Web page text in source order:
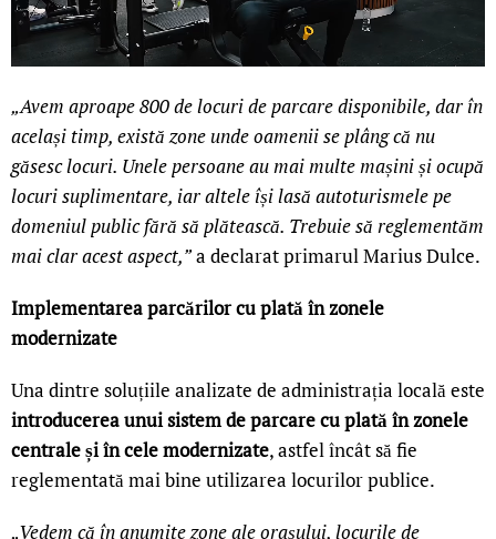
„Avem aproape 800 de locuri de parcare disponibile, dar în
același timp, există zone unde oamenii se plâng că nu
găsesc locuri. Unele persoane au mai multe mașini și ocupă
locuri suplimentare, iar altele își lasă autoturismele pe
domeniul public fără să plătească. Trebuie să reglementăm
mai clar acest aspect,”a declarat primarul Marius Dulce.
Implementarea parcărilor cu plată în zonele
modernizate
Una dintre soluțiile analizate de administrația locală este
introducerea unui sistem de parcare cu plată în zonele
centrale și în cele modernizate, astfel încât să fie
reglementată mai bine utilizarea locurilor publice.
„Vedem că în anumite zone ale orașului, locurile de